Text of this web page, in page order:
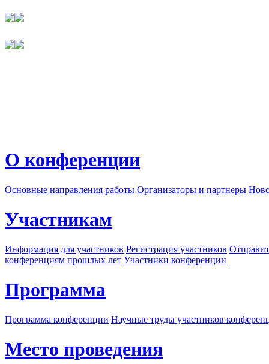
О конференции
Основные направления работы Организаторы и партнеры
Участникам
Информация для участников Регистрация участников
конференциям прошлых лет Участники конференции
Программа
Программа конференции Научные труды участников
Место проведения